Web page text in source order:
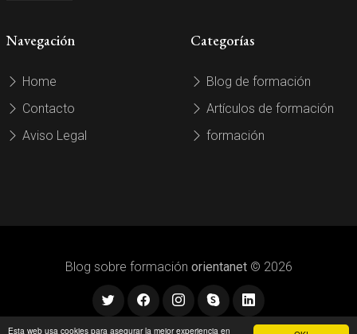
Esta web usa cookies para asegurar la mejor experiencia en
Navegación
Home
Contacto
Aviso Legal
Categorías
Blog de formación
Artículos de formación
formación
Blog sobre formación orientanet© 2026